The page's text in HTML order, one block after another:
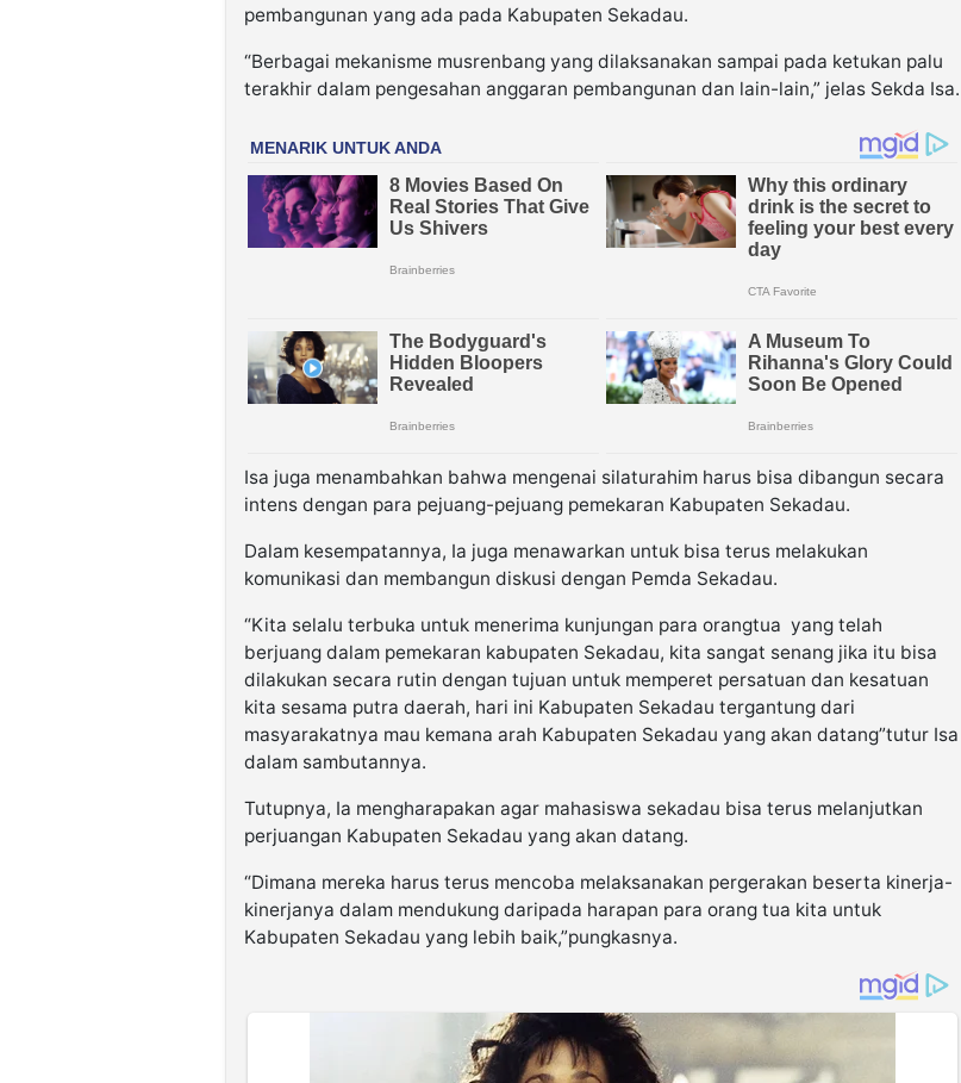
pembangunan yang ada pada Kabupaten Sekadau.
“Berbagai mekanisme musrenbang yang dilaksanakan sampai pada ketukan palu
terakhir dalam pengesahan anggaran pembangunan dan lain-lain,” jelas Sekda Isa.
Isa juga menambahkan bahwa mengenai silaturahim harus bisa dibangun secara
intens dengan para pejuang-pejuang pemekaran Kabupaten Sekadau.
Dalam kesempatannya, Ia juga menawarkan untuk bisa terus melakukan
komunikasi dan membangun diskusi dengan Pemda Sekadau.
“Kita selalu terbuka untuk menerima kunjungan para orangtua yang telah
berjuang dalam pemekaran kabupaten Sekadau, kita sangat senang jika itu bisa
dilakukan secara rutin dengan tujuan untuk memperet persatuan dan kesatuan
kita sesama putra daerah, hari ini Kabupaten Sekadau tergantung dari
masyarakatnya mau kemana arah Kabupaten Sekadau yang akan datang”tutur Isa
dalam sambutannya.
Tutupnya, Ia mengharapakan agar mahasiswa sekadau bisa terus melanjutkan
perjuangan Kabupaten Sekadau yang akan datang.
“Dimana mereka harus terus mencoba melaksanakan pergerakan beserta kinerja-
kinerjanya dalam mendukung daripada harapan para orang tua kita untuk
Kabupaten Sekadau yang lebih baik,”pungkasnya.